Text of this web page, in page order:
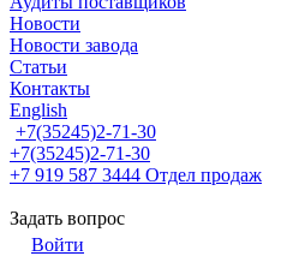
Новости
Новости завода
Статьи
Контакты
English
+7(35245)2-71-30
+7(35245)2-71-30
+7 919 587 3444 Отдел продаж
Задать вопрос
Войти